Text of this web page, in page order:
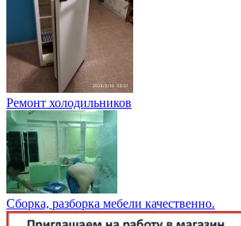
Ремонт холодильников
Сборка, разборка мебели качественно.